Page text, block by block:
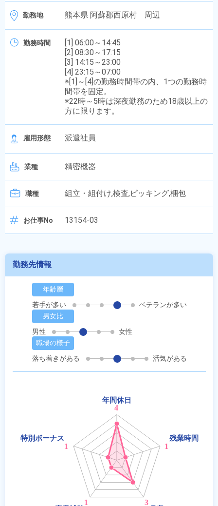
勤務地 熊本県 阿蘇郡西原村 周辺
勤務時間
[1] 06:00～14:45
[2] 08:30～17:15
[3] 14:15～23:00
[4] 23:15～07:00
※[1]～[4]の勤務時間帯の内、1つの勤務時
間帯を固定。
※22時～5時は深夜勤務のため18歳以上の
方に限ります。
雇用形態 派遣社員
業種 精密機器
職種 組立・組付け,検査,ピッキング,梱包
お仕事No 13154-03
勤務先情報
年齢層
若手が多い
ベテランが多い
男女比
男性
女性
職場の様子
落ち着きがある
活気がある